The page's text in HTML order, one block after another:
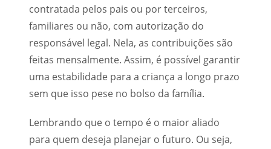
contratada pelos pais ou por terceiros,
familiares ou não, com autorização do
responsável legal. Nela, as contribuições são
feitas mensalmente. Assim, é possível garantir
uma estabilidade para a criança a longo prazo
sem que isso pese no bolso da família.
Lembrando que o tempo é o maior aliado
para quem deseja planejar o futuro. Ou seja,